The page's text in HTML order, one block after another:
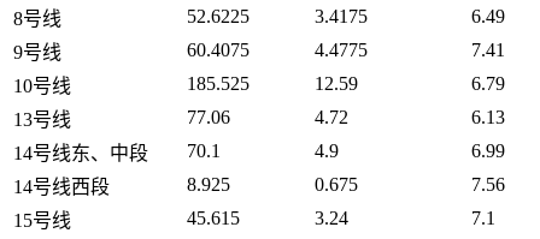
8号线
52.6225 3.4175
6.49
9号线
60.4075 4.4775
7.41
10号线
185.525 12.59
6.79
13号线
77.06 4.72
6.13
14号线东、中段
70.1 4.9
6.99
14号线西段
8.925 0.675
7.56
15号线
45.615 3.24
7.1